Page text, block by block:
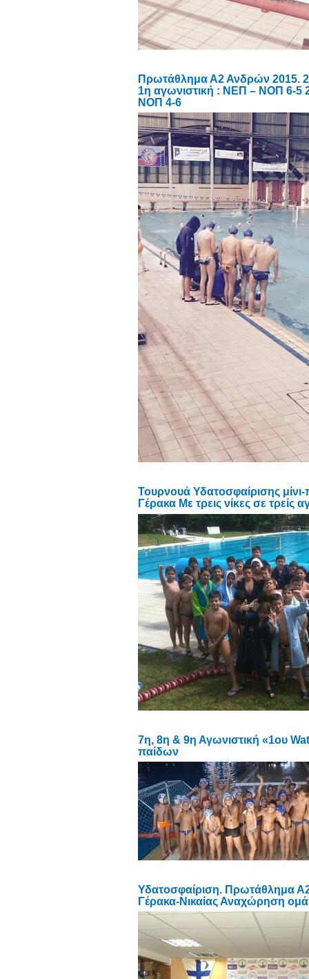
Πρωτάθλημα Α2 Ανδρών 2015.
1η αγωνιστική : ΝΕΠ – ΝΟΠ 6-5
ΝΟΠ 4-6
Τουρνουά Υδατοσφαίρισης
Γέρακα Με τρεις νίκες σε τρείς
7η, 8η & 9η Αγωνιστική «1ου
παίδων
Υδατοσφαίριση. Πρωτάθλημα
Γέρακα-Νικαίας Αναχώρηση